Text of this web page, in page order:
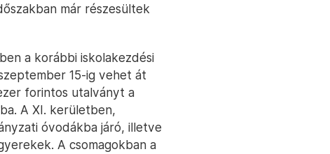
már részesültek
a korábbi iskolakezdési
15-ig vehet át
forintos utalványt a
A XI. kerületben,
óvodákba járó, illetve
A csomagokban a